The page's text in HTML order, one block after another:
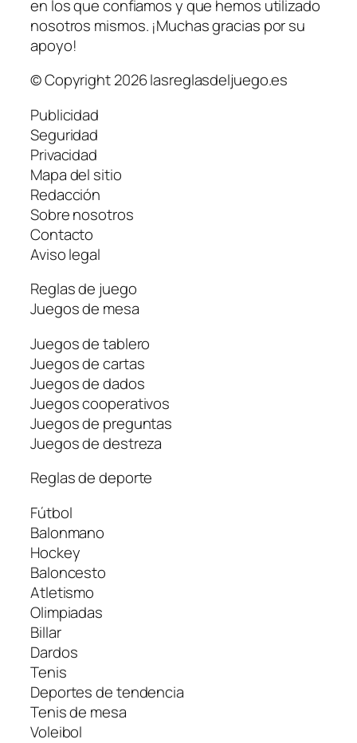
en los que confiamos y que hemos utilizado
nosotros mismos. ¡Muchas gracias por su
apoyo!
© Copyright 2026 lasreglasdeljuego.es
Publicidad
Seguridad
Privacidad
Mapa del sitio
Redacción
Sobre nosotros
Contacto
Aviso legal
Reglas de juego
Juegos de mesa
Juegos de tablero
Juegos de cartas
Juegos de dados
Juegos cooperativos
Juegos de preguntas
Juegos de destreza
Reglas de deporte
Fútbol
Balonmano
Hockey
Baloncesto
Atletismo
Olimpiadas
Billar
Dardos
Tenis
Deportes de tendencia
Tenis de mesa
Voleibol